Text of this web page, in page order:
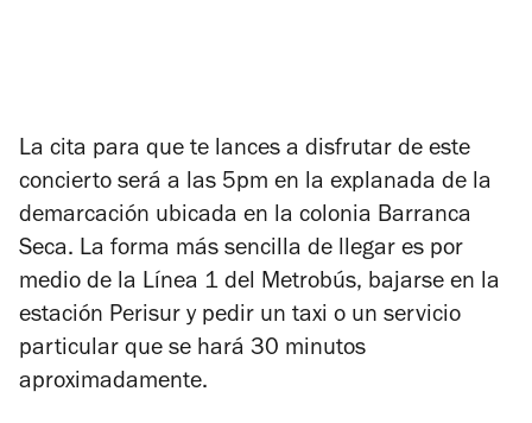
La cita para que te lances a disfrutar de este
concierto será a las 5pm en la explanada de la
demarcación ubicada en la colonia Barranca
Seca. La forma más sencilla de llegar es por
medio de la Línea 1 del Metrobús, bajarse en la
estación Perisur y pedir un taxi o un servicio
particular que se hará 30 minutos
aproximadamente.